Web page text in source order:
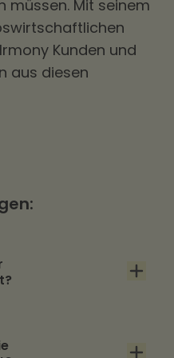
müssen. Mit seinem
Kunden und
aus diesen
Job und mit ihren